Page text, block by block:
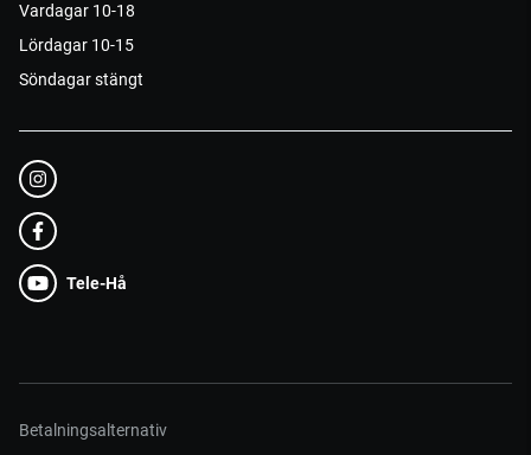
Vardagar 10-18
Lördagar 10-15
Söndagar stängt
Tele-Hå
Betalningsalternativ